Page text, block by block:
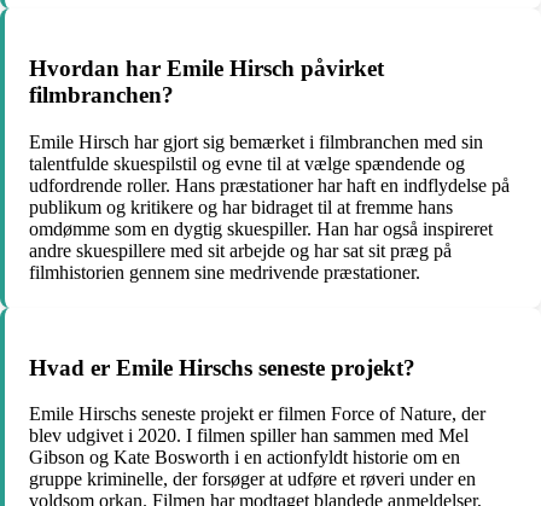
Hvordan har Emile Hirsch påvirket
filmbranchen?
Emile Hirsch har gjort sig bemærket i filmbranchen med sin
talentfulde skuespilstil og evne til at vælge spændende og
udfordrende roller. Hans præstationer har haft en indflydelse på
publikum og kritikere og har bidraget til at fremme hans
omdømme som en dygtig skuespiller. Han har også inspireret
andre skuespillere med sit arbejde og har sat sit præg på
filmhistorien gennem sine medrivende præstationer.
Hvad er Emile Hirschs seneste projekt?
Emile Hirschs seneste projekt er filmen Force of Nature, der
blev udgivet i 2020. I filmen spiller han sammen med Mel
Gibson og Kate Bosworth i en actionfyldt historie om en
gruppe kriminelle, der forsøger at udføre et røveri under en
voldsom orkan. Filmen har modtaget blandede anmeldelser,